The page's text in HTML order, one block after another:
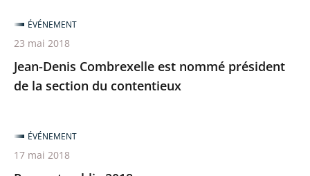
Jean-Denis Combrexelle est nommé président
de la section du contentieux
ÉVÉNEMENT
23 mai 2018
ÉVÉNEMENT
17 mai 2018